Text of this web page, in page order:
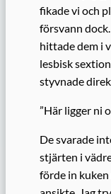
fikade vi och
försvann
hittade dem i
lesbisk
styvnade
”Här ligger ni
De svarade
stjärten i
förde in